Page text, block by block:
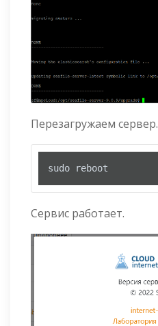
Перезагружаем сервер.
sudo reboot
Сервис работает.